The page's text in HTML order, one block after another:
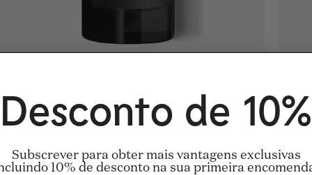
price
Adição rápida
Regular price
34 €- 155 €
Regular
155€
Regular
34€
aroma quente e gourmand é uma
cremoso e baunilha doce.
Juice
uma
Desconto de 10%
Subscrever para obter mais vantagens exclusivas
10% de desconto na sua primeira